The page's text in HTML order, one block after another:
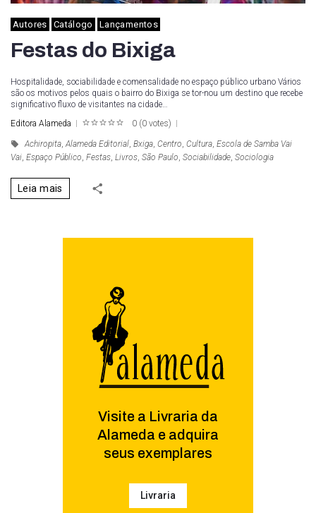
Autores Catálogo Lançamentos
Festas do Bixiga
Hospitalidade, sociabilidade e comensalidade no espaço público urbano Vários
são os motivos pelos quais o bairro do Bixiga se tor-nou um destino que recebe
significativo fluxo de visitantes na cidade…
Editora Alameda
0 (0 votes)
Achiropita Alameda Editorial Bxiga Centro Cultura Escola de Samba Vai
Vai Espaço Público Festas Livros São Paulo Sociabilidade Sociologia
Leia mais
Visite a Livraria da
Alameda e adquira
seus exemplares
Livraria